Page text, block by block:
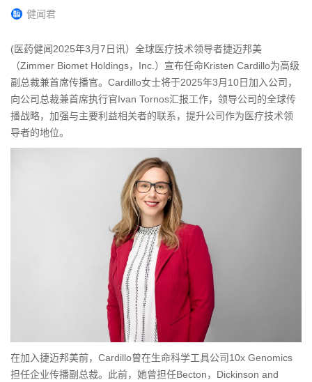
健闻君
(医药健闻2025年3月7日讯）全球医疗技术领导者捷迈邦美
（Zimmer Biomet Holdings，Inc.）宣布任命Kristen Cardillo为高级
副总裁兼首席传播官。Cardillo女士将于2025年3月10日加入公司，
向公司总裁兼首席执行官Ivan Tornos汇报工作，领导公司的全球传
播战略，加强与主要利益相关者的联系，提升公司作为医疗技术领
导者的地位。
在加入捷迈邦美前，Cardillo曾在生命科学工具公司10x Genomics
担任企业传播副总裁。此前，她曾担任Becton，Dickinson and